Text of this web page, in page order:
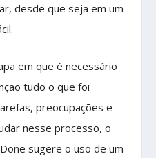
desde que seja em um
em que é necessário
tudo o que foi
preocupações e
nesse processo, o
sugere o uso de um